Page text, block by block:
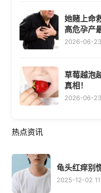
她赌上命
高危孕产
2026-06-23
草莓越泡
真相！
2026-06-23
热点资讯
龟头红痒别
2025-12-02